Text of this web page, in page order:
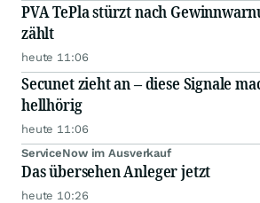
PVA TePla stürzt nach
zählt
heute 11:06
Secunet zieht an – diese Signale
hellhörig
heute 11:06
ServiceNow im Ausverkauf
Das übersehen Anleger jetzt
heute 10:26